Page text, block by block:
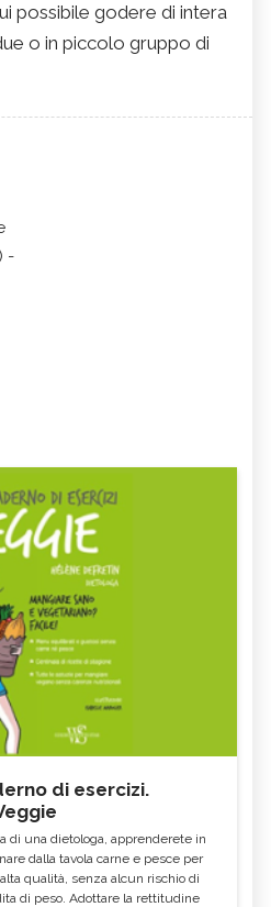
possibile godere di intera
o in piccolo gruppo di
-
di esercizi.
di una dietologa, apprenderete in
dalla tavola carne e pesce per
qualità, senza alcun rischio di
di peso. Adottare la rettitudine